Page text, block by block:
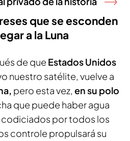
que se esconden
a la Luna
de que Estados Unidos
nuestro satélite, vuelve a
pero esta vez, en su polo
que puede haber agua
por todos los
controle propulsará su